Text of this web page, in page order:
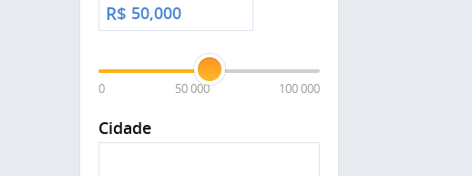
R$
0 50 000 100 000
Cidade